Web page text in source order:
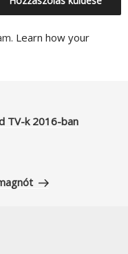
Learn how your
TV-k 2016-ban